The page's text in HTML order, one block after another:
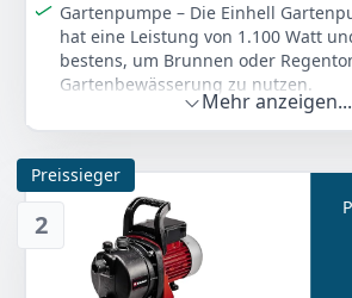
Gartenpumpe – Die Einhell
hat eine Leistung von 1.100 Watt
bestens, um Brunnen oder
Gartenbewässerung zu nutzen.
Leistung – Die Gartenpumpe hat
Förderdruck von 5 bar und fördert
l/h bei einer max. Förderhöhe von
Saughöhe beträgt 8 Meter.
Sicherheit – Für den optimalen
mit einem thermischen
Wasserablassschraube für den
ausgestattet.
Mehr anzeigen...
2
Preissieger